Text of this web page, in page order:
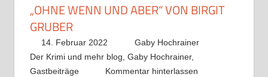
„OHNE WENN UND ABER“ VON BIRGIT
GRUBER
14. Februar 2022
Gaby Hochrainer
Der Krimi und mehr blog, Gaby Hochrainer,
Gastbeiträge
Kommentar hinterlassen